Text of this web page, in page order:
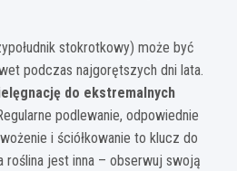
stokrotkowy) może być
podczas najgorętszych dni lata.
do ekstremalnych
podlewanie, odpowiednie
i ściółkowanie to klucz do
roślina jest inna – obserwuj swoją